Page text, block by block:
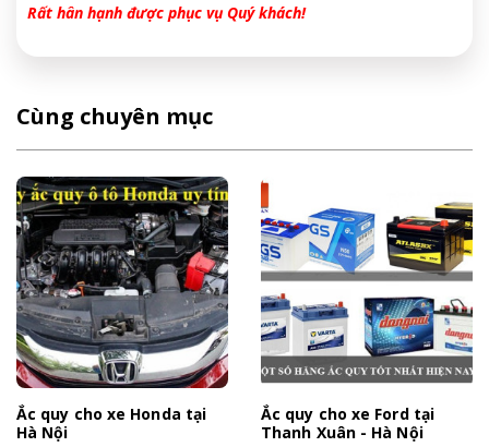
Rất hân hạnh được phục vụ Quý khách!
Cùng chuyên mục
Ắc quy cho xe Honda tại
Hà Nội
Ắc quy cho xe Ford tại
Thanh Xuân - Hà Nội